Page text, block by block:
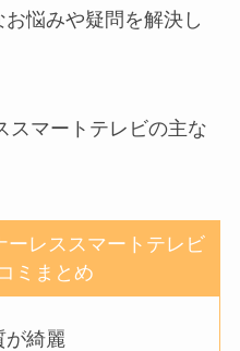
悩みや疑問を解決し
スマートテレビの主な
ーレススマートテレビ
ミまとめ
が綺麗